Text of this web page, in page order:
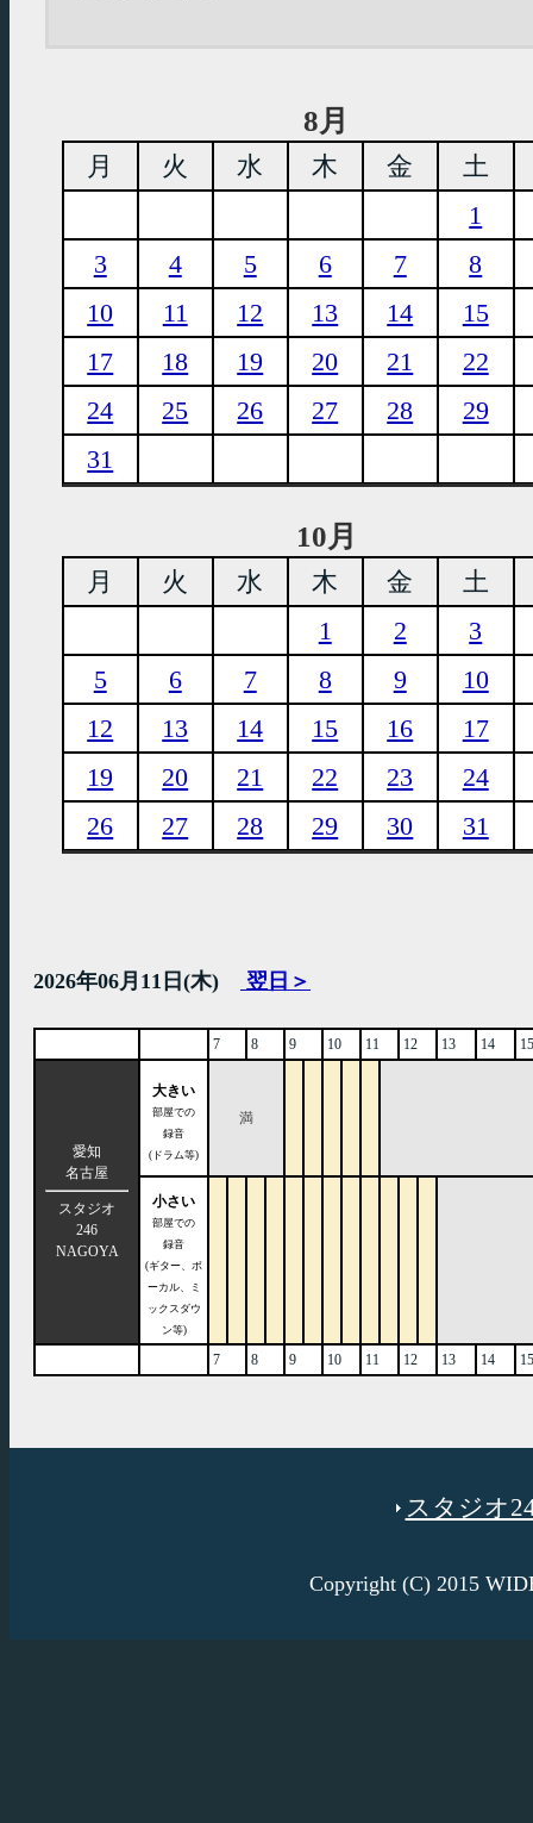
8月
月 火 水 木 金
土
1
3
4 5 6 7
8
10
11 12 13 14
15
17
18 19 20 21
22
24
25 26 27 28
29
31
10月
月 火 水 木 金
土
1
2
3
5
6 7 8 9
10
12
13 14 15 16
17
19
20 21 22 23
24
26
27 28 29 30 31
2026年06月11日(木) 翌日＞
7 8 9 10 11 12 13 14 15
愛知
名古屋
スタジオ
246
NAGOYA
大きい
部屋での
録音
(ドラム等)
満
小さい
部屋での
録音
(ギター、ボ
ーカル、ミ
ックスダウ
ン等)
7 8 9 10 11 12 13 14 15
スタジオ
Copyright (C) 2015